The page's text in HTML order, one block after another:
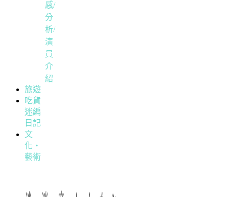
感/
分
析/
演
員
介
紹
旅遊
吃貨
迷編
日記
文
化・
藝術